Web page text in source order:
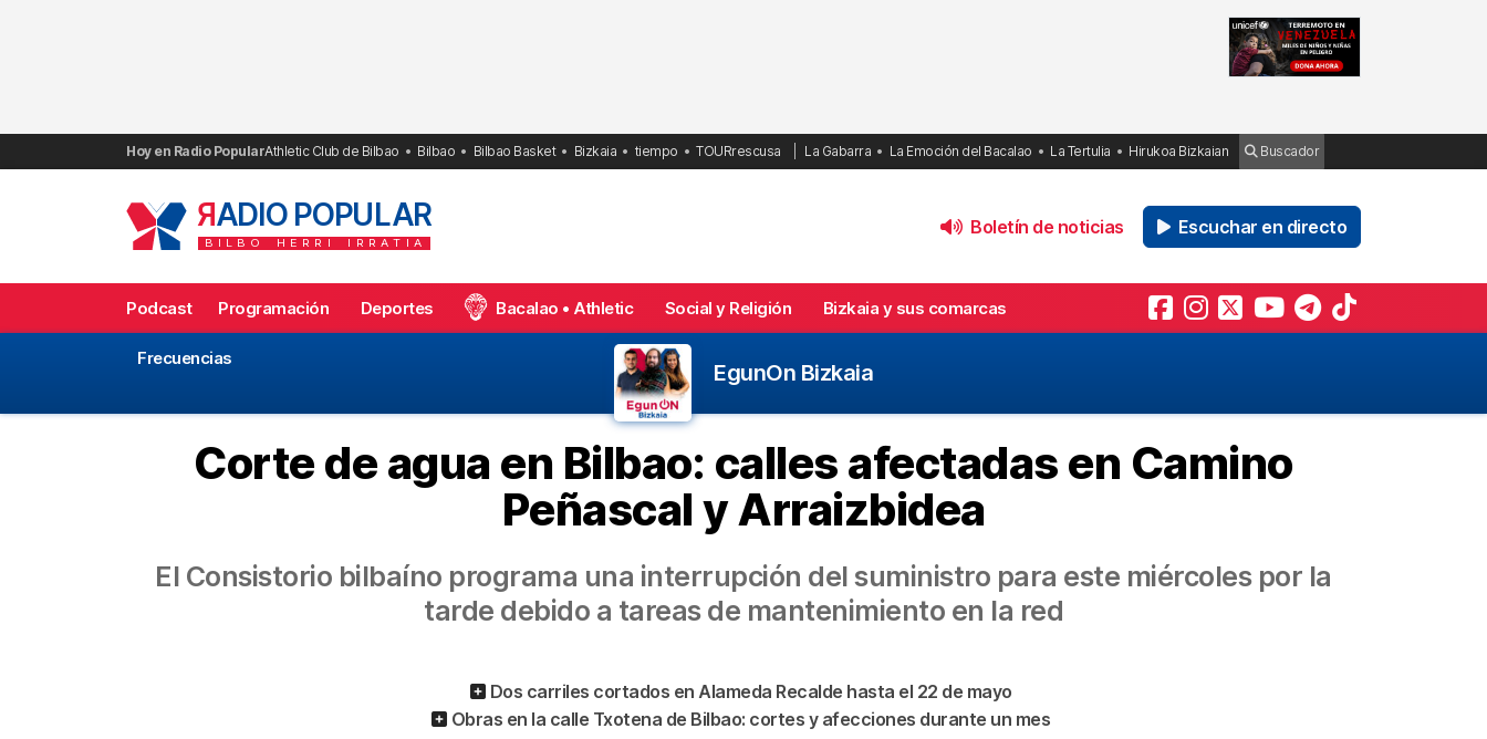
Hoy en Radio PopularAthletic Club de Bilbao Bilbao Bilbao Basket Bizkaia tiempo TOURrescusa La Gabarra La Emoción del Bacalao La Tertulia Hirukoa Bizkaian Buscador
RADIO POPULAR
BILBO HERRI IRRATIA
Boletín de noticias Escuchar en directo
Podcast Programación Deportes Bacalao • Athletic Social y Religión Bizkaia y sus comarcas
Frecuencias
EgunOn Bizkaia
Corte de agua en Bilbao: calles afectadas en Camino
Peñascal y Arraizbidea
El Consistorio bilbaíno programa una interrupción del suministro para este miércoles por la
tarde debido a tareas de mantenimiento en la red
Dos carriles cortados en Alameda Recalde hasta el 22 de mayo
Obras en la calle Txotena de Bilbao: cortes y afecciones durante un mes